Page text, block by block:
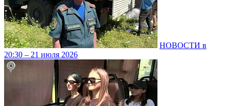
НОВОСТИ в
20:30 – 21 июля 2026